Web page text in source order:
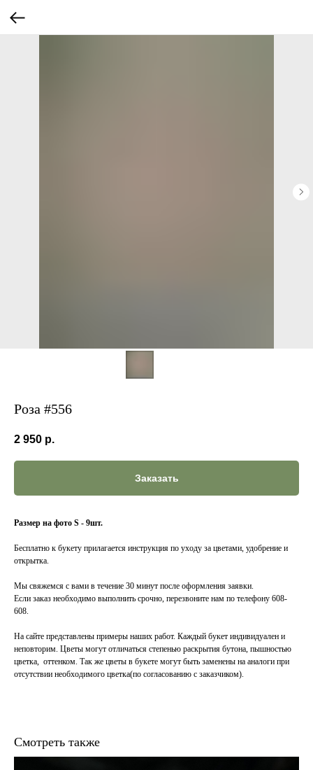
Роза #556
2 950 р.
Заказать
Размер на фото S - 9шт.
Бесплатно к букету прилагается инструкция по уходу за цветами, удобрение и
открытка.
Мы свяжемся с вами в течение 30 минут после оформления заявки.
Если заказ необходимо выполнить срочно, перезвоните нам по телефону 608-
608.
На сайте представлены примеры наших работ. Каждый букет индивидуален и
неповторим. Цветы могут отличаться степенью раскрытия бутона, пышностью
цветка, оттенком. Так же цветы в букете могут быть заменены на аналоги при
отсутствии необходимого цветка(по согласованию с заказчиком).
Смотреть также